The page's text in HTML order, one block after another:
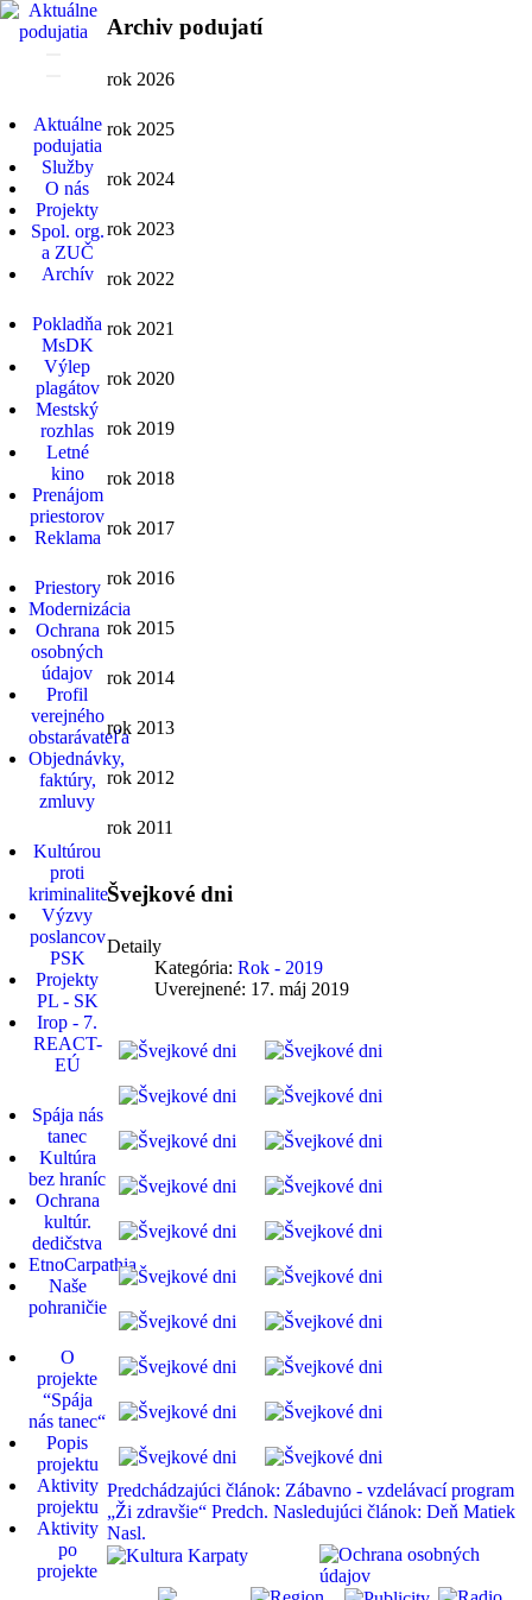
Aktuálne
podujatia
Služby
O nás
Projekty
Spol. org.
a ZUČ
Archív
Pokladňa
MsDK
Výlep
plagátov
Mestský
rozhlas
Letné
kino
Prenájom
priestorov
Reklama
Priestory
Modernizácia
Ochrana
osobných
údajov
Profil
verejného
obstarávateľa
Objednávky,
faktúry,
zmluvy
Kultúrou
proti
kriminalite
Výzvy
poslancov
PSK
Projekty
PL - SK
Irop - 7.
REACT-
EÚ
Spája nás
tanec
Kultúra
bez hraníc
Ochrana
kultúr.
dedičstva
EtnoCarpathia
Naše
pohraničie
O
projekte
“Spája
nás tanec“
Popis
projektu
Aktivity
projektu
Aktivity
po
projekte
Archiv podujatí
rok 2026
rok 2025
rok 2024
rok 2023
rok 2022
rok 2021
rok 2020
rok 2019
rok 2018
rok 2017
rok 2016
rok 2015
rok 2014
rok 2013
rok 2012
rok 2011
Švejkové dni
Detaily
Kategória: Rok - 2019
Uverejnené: 17. máj 2019
Predchádzajúci článok: Zábavno - vzdelávací program
„Ži zdravšie“ Predch. Nasledujúci článok: Deň Matiek
Nasl.